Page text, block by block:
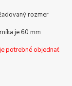
rozmer
je 60 mm
potrebné objednať